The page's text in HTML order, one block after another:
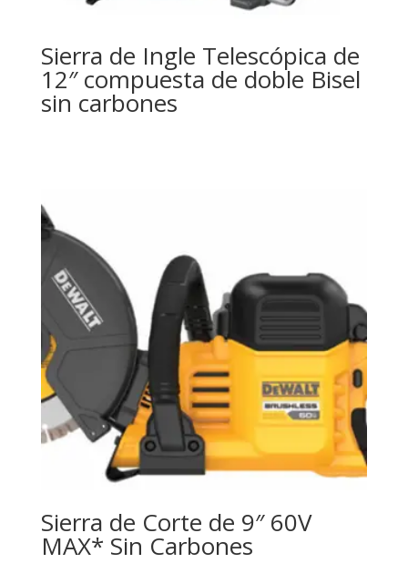
Sierra de Ingle Telescópica de
12″ compuesta de doble Bisel
sin carbones
Sierra de Corte de 9″ 60V
MAX* Sin Carbones